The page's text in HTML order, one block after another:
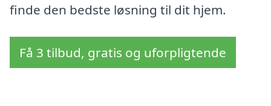
finde den bedste løsning til dit hjem.
Få 3 tilbud, gratis og uforpligtende